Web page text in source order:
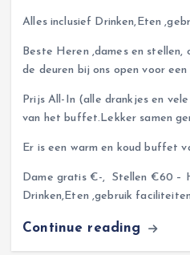
Alles inclusief Drinken,Eten
Beste Heren ,dames en stellen,
de deuren bij ons open voor
Prijs All-In (alle drankjes en
van het buffet.Lekker samen
Er is een warm en koud buffet
Dame gratis €-, Stellen €60 –
Drinken,Eten ,gebruik faciliteiten
Continue reading